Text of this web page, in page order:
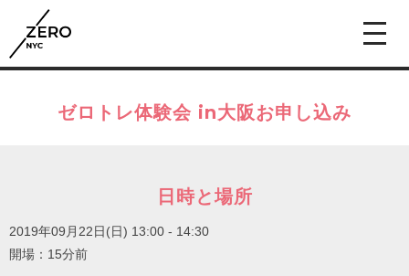
ゼロトレ体験会 in大阪お申し込み
日時と場所
2019年09月22日(日) 13:00 - 14:30
開場：15分前